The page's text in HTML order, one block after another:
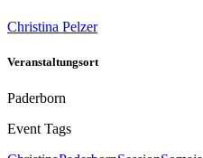
Christina Pelzer
Veranstaltungsort
Paderborn
Event Tags